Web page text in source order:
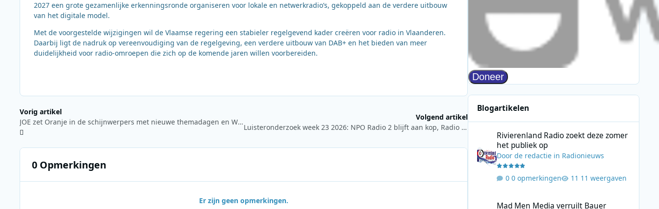
2027 een grote gezamenlijke erkenningsronde organiseren voor lokale en netwerkradio’s, gekoppeld aan de verdere uitbouw
van het digitale model.
Met de voorgestelde wijzigingen wil de Vlaamse regering een stabieler regelgevend kader creëren voor radio in Vlaanderen.
Daarbij ligt de nadruk op vereenvoudiging van de regelgeving, een verdere uitbouw van DAB+ en het bieden van meer
duidelijkheid voor radio-omroepen die zich op de komende jaren willen voorbereiden.
Vorig artikel
JOE zet Oranje in de schijnwerpers met nieuwe themadagen en WK-actie
Volgend artikel
Luisteronderzoek week 23 2026: NPO Radio 2 blijft aan kop, Radio 538 stijgt naar derde plaats
0 Opmerkingen
Er zijn geen opmerkingen.
Blogartikelen
Rivierenland Radio zoekt deze zomer
het publiek op
Door de redactiein Radionieuws
0 opmerkingen 11 weergaven
Mad Men Media verruilt Bauer